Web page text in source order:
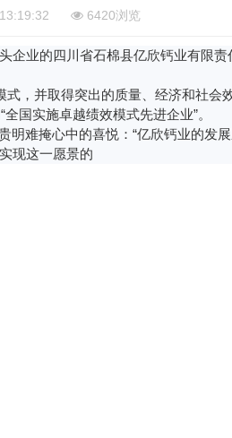
6420浏览
企业的四川省石棉县亿欣钙业有限
式，并取得突出的质量、经济和社会
“全国实施卓越绩效模式先进企业”。
明难掩心中的喜悦：“亿欣钙业的发
现这一愿景的